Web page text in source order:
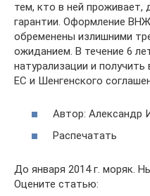
тем, кто в ней проживает,
гарантии. Оформление
обременены излишними
ожиданием. В течение 6
натурализации и
ЕС и Шенгенского
Автор: Александр
Распечатать
До января 2014 г. моряк.
Оцените статью: